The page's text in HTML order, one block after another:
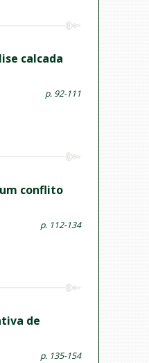
calcada
p. 92-111
conflito
p. 112-134
de
p. 135-154